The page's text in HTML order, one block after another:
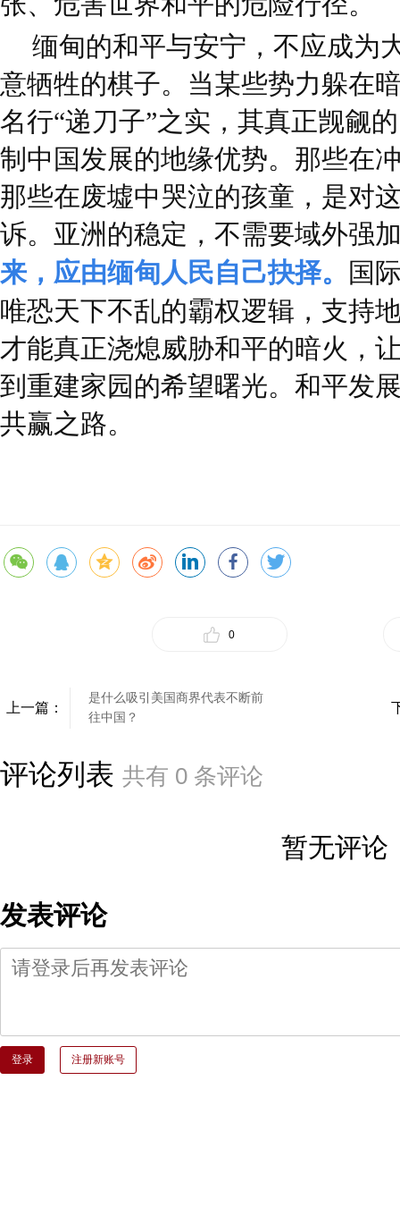
缅甸的和平与安宁，不应成为
意牺牲的棋子。当某些势力躲在
名行“递刀子”之实，其真正觊觎
制中国发展的地缘优势。那些在
那些在废墟中哭泣的孩童，是对
诉。亚洲的稳定，不需要域外强
来，应由缅甸人民自己抉择。
国
唯恐天下不乱的霸权逻辑，支持
才能真正浇熄威胁和平的暗火，
到重建家园的希望曙光。和平发
共赢之路。
0
上一篇：
是什么吸引美国商界代表不断前
往中国？
评论列表 共有 0 条评论
暂无评论
发表评论
登录 注册新账号